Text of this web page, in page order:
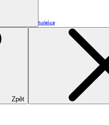
Kolekce
Zpět